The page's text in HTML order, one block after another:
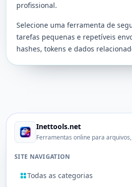
profissional.
Selecione uma ferramenta de
tarefas pequenas e repetíveis
hashes, tokens e dados
Inettools.net
Ferramentas online para
SITE NAVIGATION
Todas as categorias